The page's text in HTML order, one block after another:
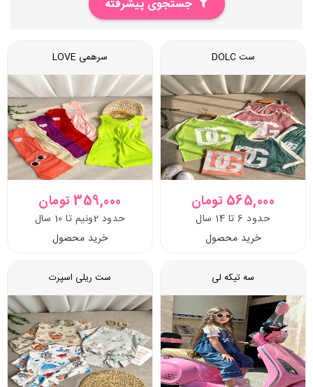
جستجوی پیشرفته
ست DOLC
565,000 تومان
حدود 6 تا 14 سال
خرید محصول
سرهمی LOVE
359,000 تومان
حدود 2ونیم تا 10 سال
خرید محصول
سه تیکه لی ست ریلی اسپرت